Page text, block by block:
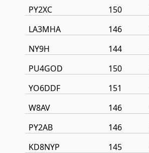
PY2XC
150
LA3MHA
146
NY9H
144
PU4GOD
150
YO6DDF
151
W8AV
146
PY2AB
146
KD8NYP
145